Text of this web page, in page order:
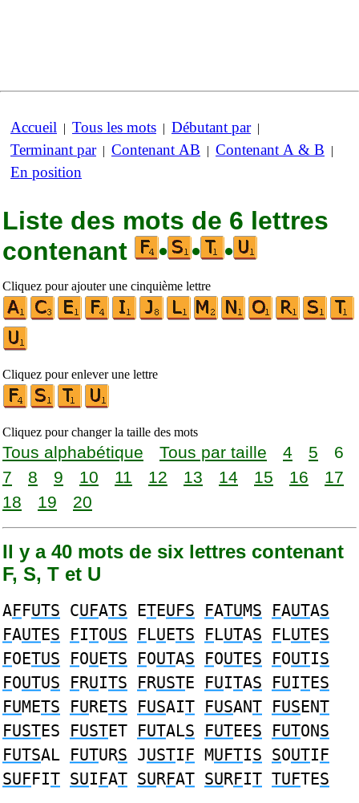
Accueil | Tous les mots | Débutant par|
Terminant par| Contenant AB | Contenant A & B |
En position
Liste des mots de 6 lettres
contenant
• • •
Cliquez pour ajouter une cinquième lettre
Cliquez pour enlever une lettre
Cliquez pour changer la taille des mots
Tous alphabétique Tous par taille 4 5
6
7
8 9 10 11 12 13 14 15 16
17
18
19 20
Il y a 40 mots de six lettres contenant
F, S, T et U
AFFUTS CUFATS ETEUFS FATUMS FAUTAS
FAUTES FITOUS FLUETS FLUTAS FLUTES
FOETUS FOUETS FOUTAS FOUTES FOUTIS
FOUTUS FRUITS FRUSTE FUITAS FUITES
FUMETS FURETS FUSAIT FUSANT FUSENT
FUSTES FUSTET FUTALS FUTEES FUTONS
FUTSAL FUTURS JUSTIF MUFTIS SOUTIF
SUFFIT SUIFAT SURFAT SURFIT TUFTES